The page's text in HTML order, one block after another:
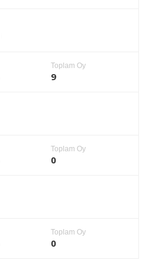
Toplam Oy
9
Toplam Oy
0
Toplam Oy
0